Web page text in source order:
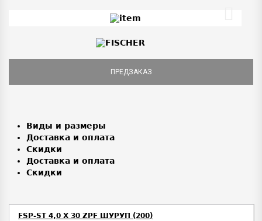
ПРЕДЗАКАЗ
Виды и размеры
Доставка и оплата
Скидки
Доставка и оплата
Скидки
FSP-ST 4,0 X 30 ZPF ШУРУП (200)